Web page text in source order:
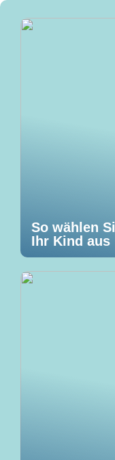
So wählen
Ihr Kind aus